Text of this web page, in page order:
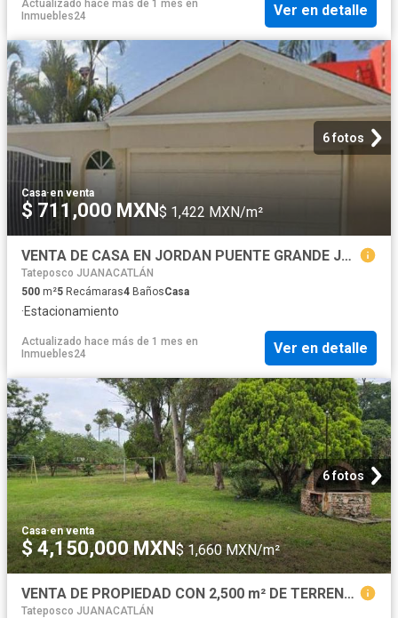
Actualizado hace más de 1 mes en
Inmuebles24
Ver en detalle
6 fotos
Casa·en venta
$ 711,000 MXN $ 1,422 MXN/m²
VENTA DE CASA EN JORDAN PUENTE GRANDE JALISCO
Tateposco JUANACATLÁN
500 m²5 Recámaras4 BañosCasa
·Estacionamiento
Actualizado hace más de 1 mes en
Inmuebles24
Ver en detalle
6 fotos
Casa·en venta
$ 4,150,000 MXN$ 1,660 MXN/m²
VENTA DE PROPIEDAD CON 2,500 m² DE TERRENO | CLUB NÁUTICO PUENTE VIEJO
Tateposco JUANACATLÁN